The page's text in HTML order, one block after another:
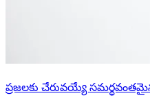
ప్రజలకు చేరువయ్యే